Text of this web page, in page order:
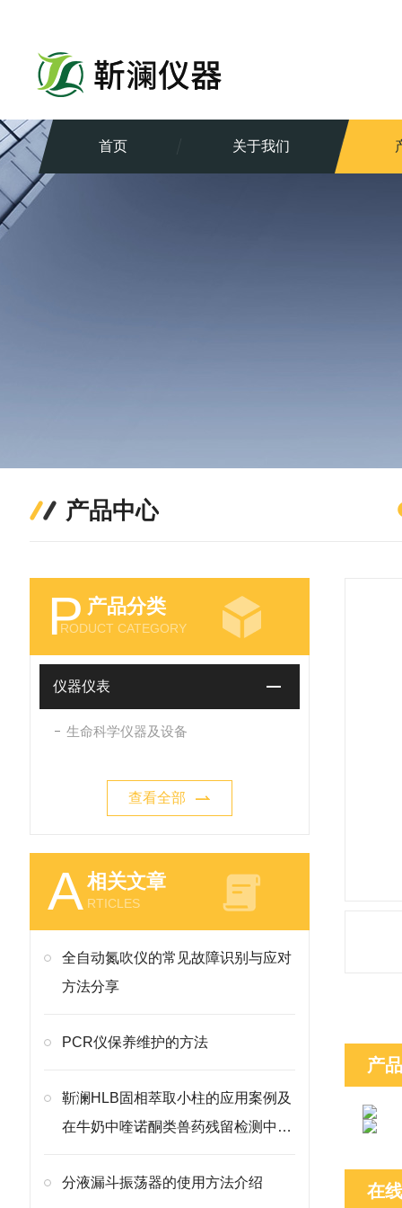
首页 关于我们
产品中心
P 产品分类
RODUCT CATEGORY
仪器仪表
生命科学仪器及设备
查看全部
A相关文章
RTICLES
全自动氮吹仪的常见故障识别与应对
方法分享
PCR仪保养维护的方法
靳澜HLB固相萃取小柱的应用案例及
在牛奶中喹诺酮类兽药残留检测中的
分液漏斗振荡器的使用方法介绍
产
在